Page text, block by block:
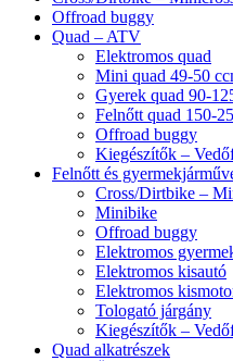
Offroad buggy
Quad – ATV
Elektromos quad
Mini quad 49-50
Gyerek quad 90-
Felnőtt quad 150-
Offroad buggy
Kiegészítők –
Felnőtt és
Cross/Dirtbike –
Minibike
Offroad buggy
Elektromos
Elektromos kisautó
Elektromos
Tologató járgány
Kiegészítők –
Quad alkatrészek